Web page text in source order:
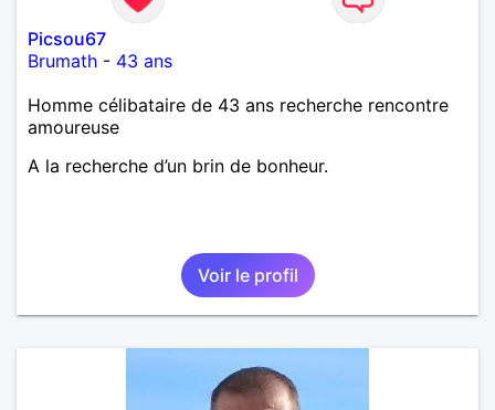
Picsou67
Brumath - 43 ans
Homme célibataire de 43 ans recherche rencontre
amoureuse
A la recherche d’un brin de bonheur.
Voir le profil